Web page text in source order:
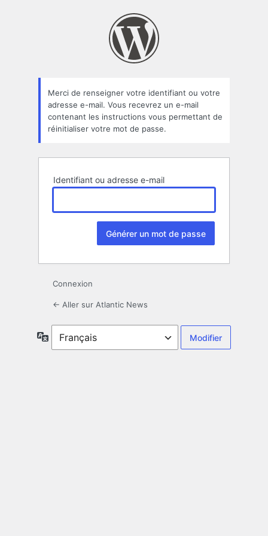
oublié
Merci de renseigner votre identifiant ou votre
adresse e-mail. Vous recevrez un e-mail
contenant les instructions vous permettant de
réinitialiser votre mot de passe.
Identifiant ou adresse e-mail
Connexion
← Aller sur Atlantic News
Langue